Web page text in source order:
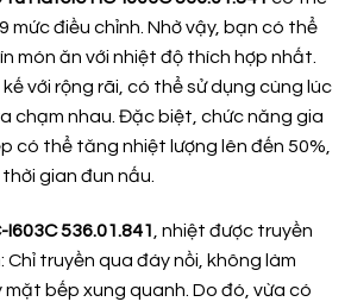
mức điều chỉnh. Nhờ vậy, bạn có thể
món ăn với nhiệt độ thích hợp nhất.
với rộng rãi, có thể sử dụng cùng lúc
chạm nhau. Đặc biệt, chức năng gia
có thể tăng nhiệt lượng lên đến 50%,
gian đun nấu.
536.01.841 , nhiệt được truyền
truyền qua đáy nồi, không làm
mặt bếp xung quanh. Do đó, vừa có